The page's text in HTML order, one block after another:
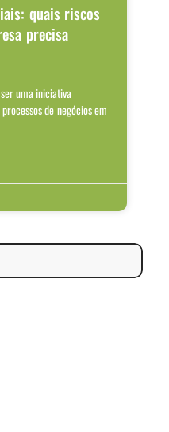
quais riscos
precisa
uma iniciativa
de negócios em